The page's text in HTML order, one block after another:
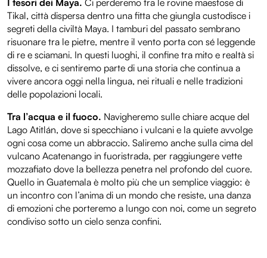
Tikal, città dispersa dentro una fitta che giungla custodisce i
segreti della civiltà Maya. I tamburi del passato sembrano
risuonare tra le pietre, mentre il vento porta con sé leggende
di re e sciamani. In questi luoghi, il confine tra mito e realtà si
dissolve, e ci sentiremo parte di una storia che continua a
vivere ancora oggi nella lingua, nei rituali e nelle tradizioni
delle popolazioni locali.
Tra l’acqua e il fuoco. Navigheremo sulle chiare acque del
Lago Atitlán, dove si specchiano i vulcani e la quiete avvolge
ogni cosa come un abbraccio. Saliremo anche sulla cima del
vulcano Acatenango in fuoristrada, per raggiungere vette
mozzafiato dove la bellezza penetra nel profondo del cuore.
Quello in Guatemala è molto più che un semplice viaggio: è
un incontro con l’anima di un mondo che resiste, una danza
di emozioni che porteremo a lungo con noi, come un segreto
condiviso sotto un cielo senza confini.